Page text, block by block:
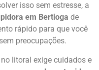
isso sem estresse, a
em Bertioga de
rápido para que você
preocupações.
litoral exige cuidados e